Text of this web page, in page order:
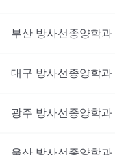
부산 방사선종양학과
대구 방사선종양학과
광주 방사선종양학과
울산 방사선종양학과